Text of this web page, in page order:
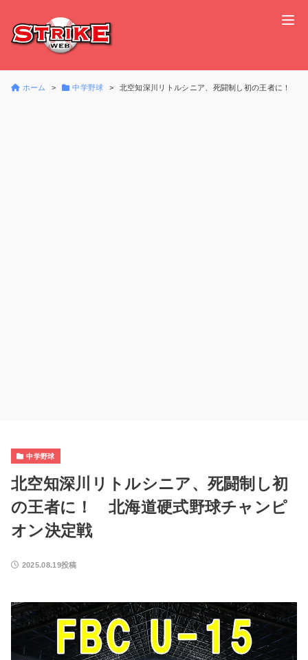
ホーム 中学野球 北空知深川リトルシニア、死闘制し初の王者に！
中学野球
北空知深川リトルシニア、死闘制し初
の王者に！ 北海道硬式野球チャンピ
オン決定戦
2025.08.19投稿